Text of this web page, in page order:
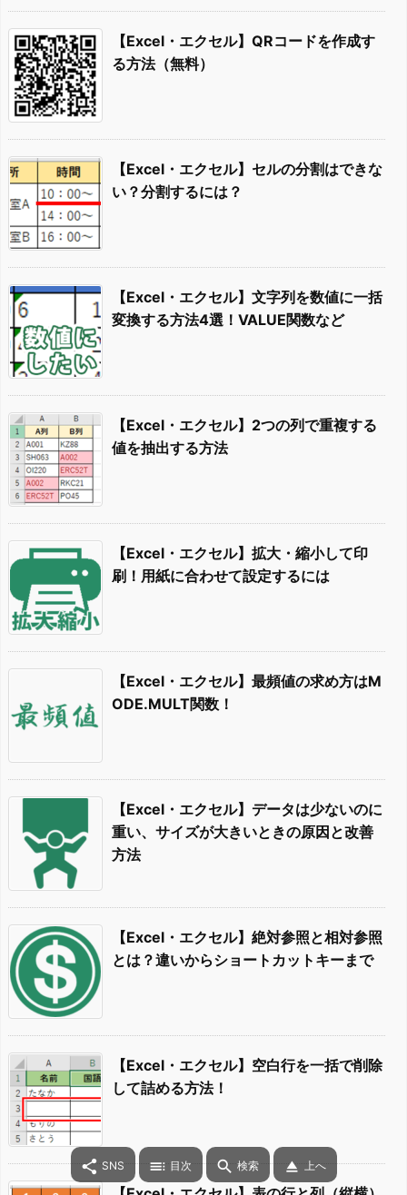
【Excel・エクセル】QRコードを作成す
る方法（無料）
【Excel・エクセル】セルの分割はできな
い？分割するには？
【Excel・エクセル】文字列を数値に一括
変換する方法4選！VALUE関数など
【Excel・エクセル】2つの列で重複する
値を抽出する方法
【Excel・エクセル】拡大・縮小して印
刷！用紙に合わせて設定するには
【Excel・エクセル】最頻値の求め方はM
ODE.MULT関数！
【Excel・エクセル】データは少ないのに
重い、サイズが大きいときの原因と改善
方法
【Excel・エクセル】絶対参照と相対参照
とは？違いからショートカットキーまで
【Excel・エクセル】空白行を一括で削除
して詰める方法！
 SNS  目次  検索  上へ